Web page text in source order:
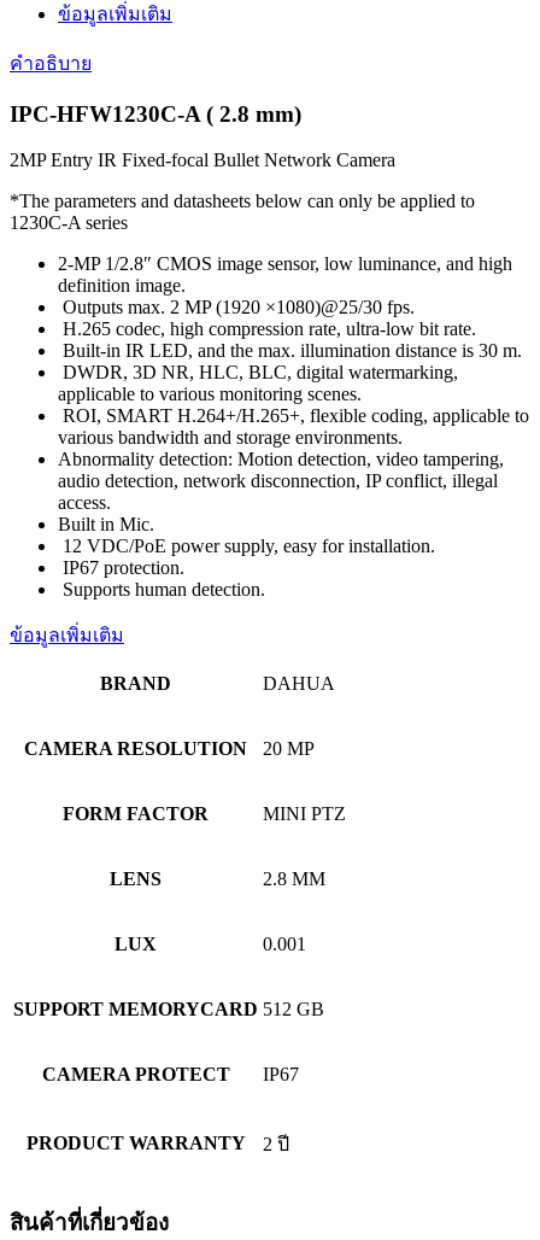
ข้อมูลเพิ่มเติม
คำอธิบาย
IPC-HFW1230C-A ( 2.8 mm)
2MP Entry IR Fixed-focal Bullet Network Camera
*The parameters and datasheets below can only be applied to
1230C-A series
2-MP 1/2.8″ CMOS image sensor, low luminance, and high
definition image.
Outputs max. 2 MP (1920 ×1080)@25/30 fps.
H.265 codec, high compression rate, ultra-low bit rate.
Built-in IR LED, and the max. illumination distance is 30 m.
DWDR, 3D NR, HLC, BLC, digital watermarking,
applicable to various monitoring scenes.
ROI, SMART H.264+/H.265+, flexible coding, applicable to
various bandwidth and storage environments.
Abnormality detection: Motion detection, video tampering,
audio detection, network disconnection, IP conflict, illegal
access.
Built in Mic.
12 VDC/PoE power supply, easy for installation.
IP67 protection.
Supports human detection.
ข้อมูลเพิ่มเติม
BRAND DAHUA
CAMERA RESOLUTION 20 MP
FORM FACTOR MINI PTZ
LENS 2.8 MM
LUX 0.001
SUPPORT MEMORYCARD 512 GB
CAMERA PROTECT IP67
PRODUCT WARRANTY 2 ปี
สินค้าที่เกี่ยวข้อง